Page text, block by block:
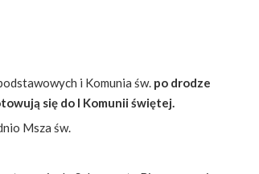
i Komunia św. po drodze
się do I Komunii świętej.
Msza św.